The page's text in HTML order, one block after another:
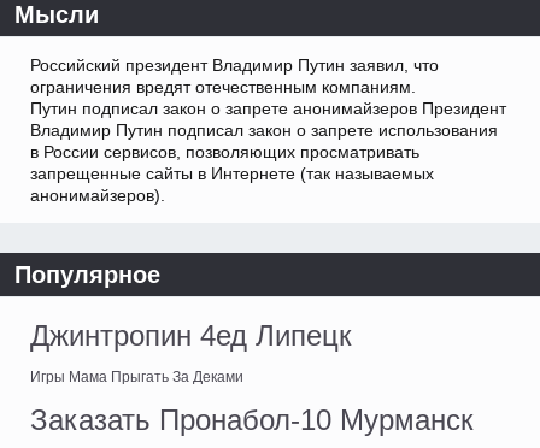
Мысли
Российский президент Владимир Путин заявил, что
ограничения вредят отечественным компаниям.
Путин подписал закон о запрете анонимайзеров Президент
Владимир Путин подписал закон о запрете использования
в России сервисов, позволяющих просматривать
запрещенные сайты в Интернете (так называемых
анонимайзеров).
Популярное
Джинтропин 4ед Липецк
Игры Мама Прыгать За Деками
Заказать Пронабол-10 Мурманск